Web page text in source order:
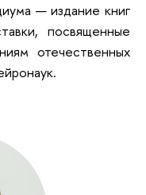
— издание книг
посвященные
отечественных